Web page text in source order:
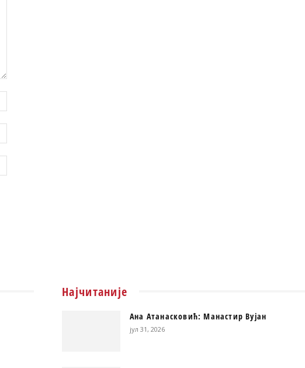
Најчитаније
Ана Атанасковић: Манастир Вујан
јул 31, 2026